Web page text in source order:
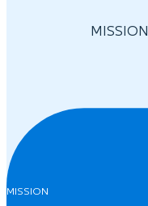
MISSION
MISSION